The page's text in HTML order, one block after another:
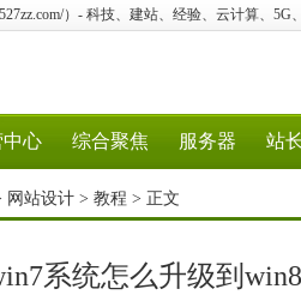
）- 科技、建站、经验、云计算、5G
心 综合聚焦 服务器 站
网站设计 > 教程 > 正文
系统怎么升级到